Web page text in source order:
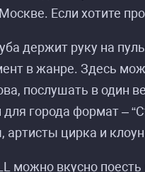
Если хотите
держит руку на
в жанре. Здесь
послушать в один
города формат –
артисты цирка и
можно вкусно поесть